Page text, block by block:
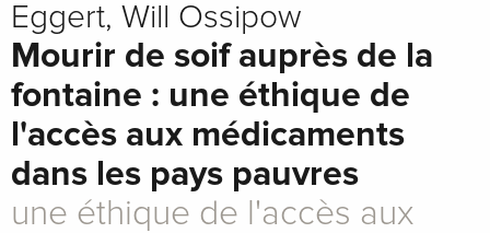
Eggert, Will Ossipow
Mourir de soif auprès de la
fontaine : une éthique de
l'accès aux médicaments
dans les pays pauvres
une éthique de l'accès aux